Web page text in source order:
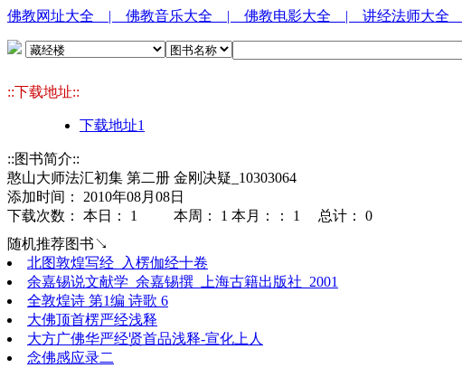
佛教网址大全 | 佛教音乐大全 | 佛教电影大全 | 讲经法师大全
::下载地址::
下载地址1
::图书简介::
憨山大师法汇初集 第二册 金刚决疑_10303064
添加时间： 2010年08月08日
下载次数： 本日： 1 本周： 1 本月：： 1 总计： 0
随机推荐图书↘
北图敦煌写经_入楞伽经十卷
余嘉锡说文献学_余嘉锡撰_上海古籍出版社_2001
全敦煌诗 第1编 诗歌 6
大佛顶首楞严经浅释
大方广佛华严经贤首品浅释-宣化上人
念佛感应录二